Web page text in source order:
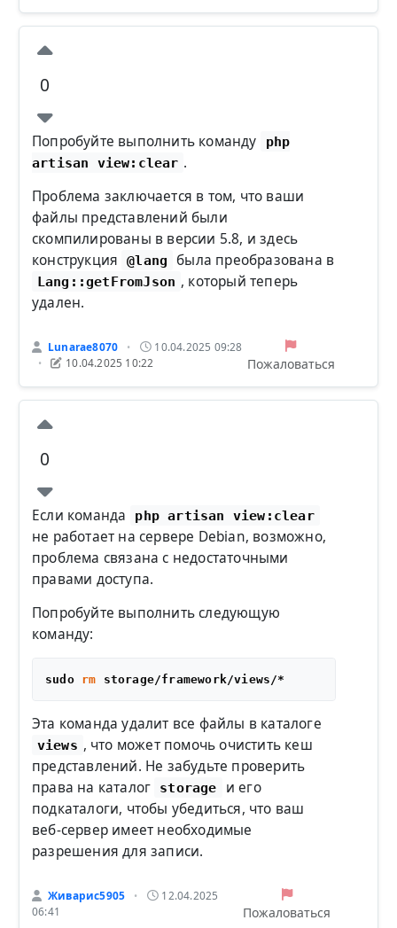
0
Попробуйте выполнить команду
php
artisan view:clear .
Проблема заключается в том, что ваши
файлы представлений были
скомпилированы в версии 5.8, и здесь
конструкция
@lang была преобразована в
Lang::getFromJson , который теперь
удален.
Lunarae8070 • 10.04.2025 09:28
• 10.04.2025 10:22 Пожаловаться
0
Если команда php artisan view:clear
не работает на сервере Debian, возможно,
проблема связана с недостаточными
правами доступа.
Попробуйте выполнить следующую
команду:
sudo rm
Эта команда удалит все файлы в каталоге
views , что может помочь очистить кеш
представлений. Не забудьте проверить
права на каталог
storage
и его
подкаталоги, чтобы убедиться, что ваш
веб-сервер имеет необходимые
разрешения для записи.
Живарис5905 •
12.04.2025
06:41
Пожаловаться